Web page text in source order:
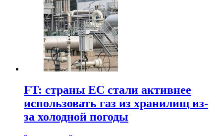
FT: страны ЕС стали активнее
использовать газ из хранилищ из-
за холодной погоды